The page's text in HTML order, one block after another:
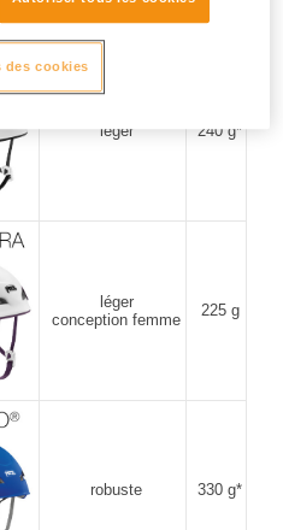
léger 240 g*
léger
conception femme
225 g
robuste 330 g*
des cookies